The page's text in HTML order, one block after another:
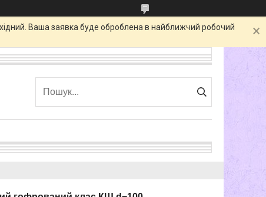
Ваша заявка буде оброблена в найближчий робочий